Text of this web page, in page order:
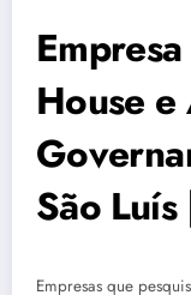
House e
São
Empresas que